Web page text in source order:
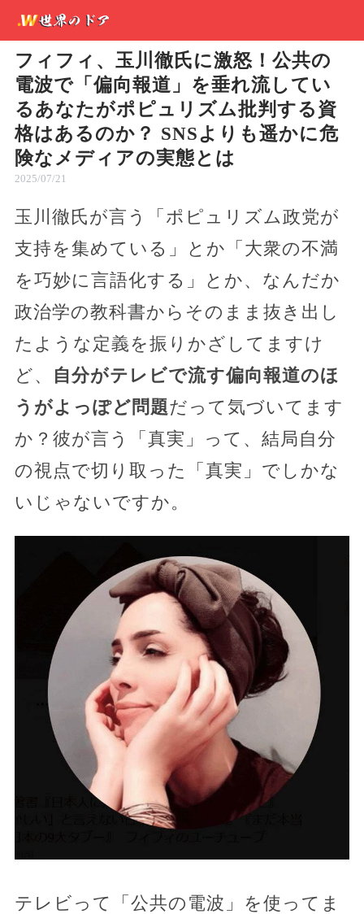
フィフィ、玉川徹氏に激怒！公共の
電波で「偏向報道」を垂れ流してい
るあなたがポピュリズム批判する資
格はあるのか？ SNSよりも遥かに危
険なメディアの実態とは
2025/07/21
玉川徹氏が言う「ポピュリズム政党が
支持を集めている」とか「大衆の不満
を巧妙に言語化する」とか、なんだか
政治学の教科書からそのまま抜き出し
たような定義を振りかざしてますけ
ど、
自分がテレビで流す偏向報道のほ
うがよっぽど問題だって気づいてます
か？彼が言う「真実」って、結局自分
の視点で切り取った「真実」でしかな
いじゃないですか。
テレビって「公共の電波」を使ってま